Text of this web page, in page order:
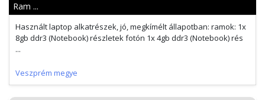
Ram ...
Használt laptop alkatrészek, jó, megkímélt állapotban: ramok: 1x
8gb ddr3 (Notebook) részletek fotón 1x 4gb ddr3 (Notebook) rés
...
Veszprém megye